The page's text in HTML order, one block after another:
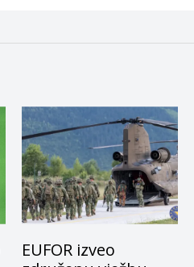
EUFOR izveo